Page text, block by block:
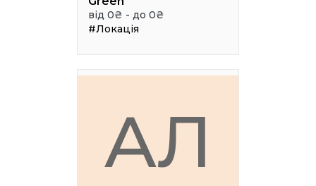
від 0₴ - до 0₴
#Локація
АЛ